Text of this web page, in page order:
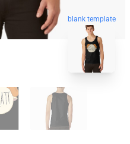
blank template